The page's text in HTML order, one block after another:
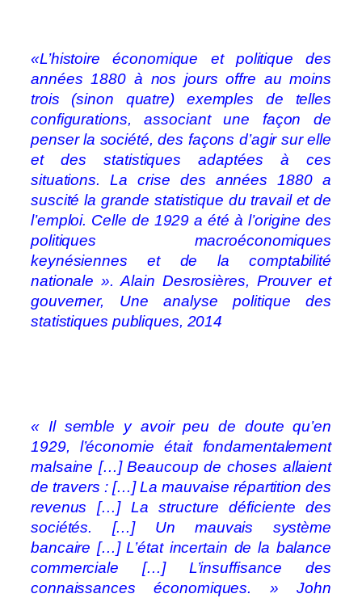
«L’histoire économique et politique des
années 1880 à nos jours offre au moins
trois (sinon quatre) exemples de telles
configurations, associant une façon de
penser la société, des façons d’agir sur elle
et des statistiques adaptées à ces
situations. La crise des années 1880 a
suscité la grande statistique du travail et de
l’emploi. Celle de 1929 a été à l’origine des
politiques macroéconomiques
keynésiennes et de la comptabilité
nationale ». Alain Desrosières, Prouver et
gouverner, Une analyse politique des
statistiques publiques, 2014
« Il semble y avoir peu de doute qu’en
1929, l’économie était fondamentalement
malsaine […] Beaucoup de choses allaient
de travers : […] La mauvaise répartition des
revenus […] La structure déficiente des
sociétés. […] Un mauvais système
bancaire […] L’état incertain de la balance
commerciale […] L’insuffisance des
connaissances économiques. » John